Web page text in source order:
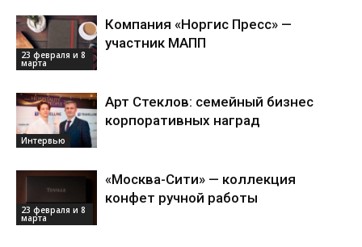
23 февраля и 8
марта
Компания «Норгис Пресс» —
участник МАПП
Интервью
Арт Стеклов: семейный бизнес
корпоративных наград
23 февраля и 8
марта
«Москва-Сити» — коллекция
конфет ручной работы